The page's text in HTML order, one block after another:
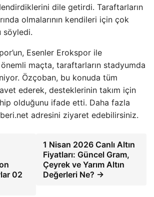
dile getirdi. Taraftarların
olmalarının kendileri için çok
söyledi.
Esenler Erokspor ile
önemli maçta, taraftarların stadyumda
Özçoban, bu konuda tüm
ederek, desteklerinin takım için
olduğunu ifade etti. Daha fazla
adresini ziyaret edebilirsiniz.
02
1 Nisan 2026 Canlı Altın
Fiyatları: Güncel Gram,
Çeyrek ve Yarım Altın
Değerleri Ne? →